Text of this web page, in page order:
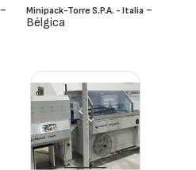
-
Minipack-Torre S.p.a. - Italia -
Bélgica